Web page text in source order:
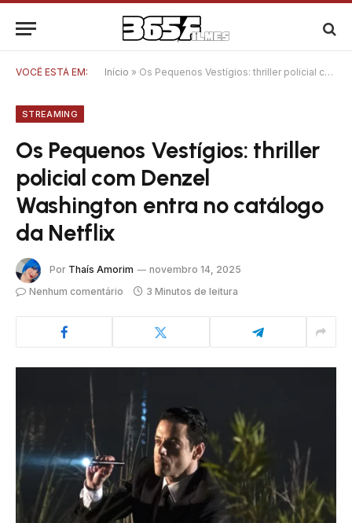
VOCÊ ESTÁ EM: Início » Os Pequenos Vestígios: thriller policial com Denzel Washington entra no catálogo da Netflix
STREAMING
Os Pequenos Vestígios: thriller
policial com Denzel
Washington entra no catálogo
da Netflix
Por Thaís Amorim
novembro 14, 2025
Nenhum comentário
3 Minutos de leitura